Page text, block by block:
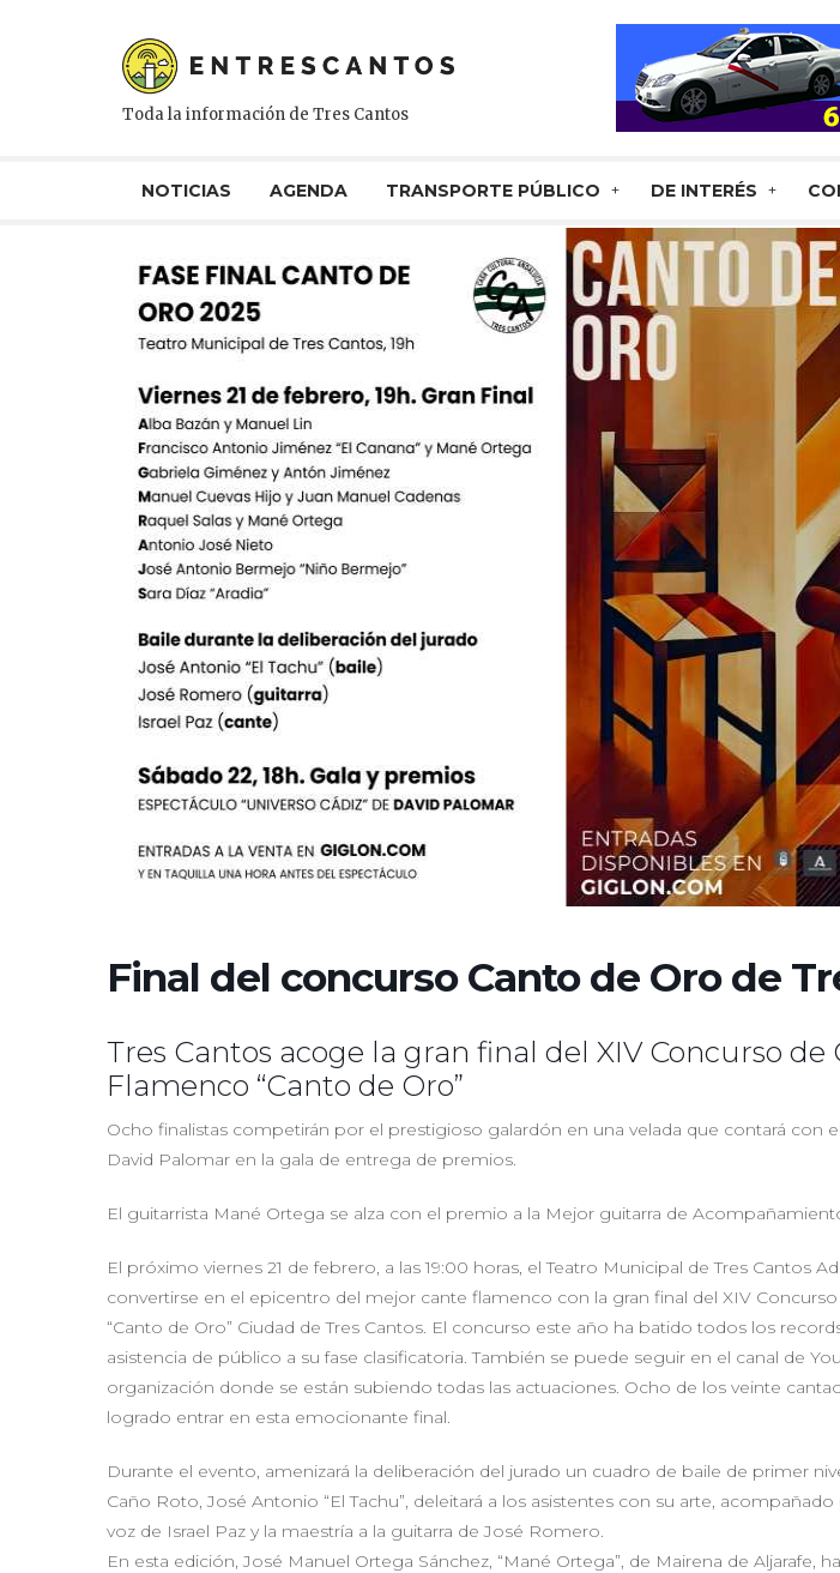
Toda la información de Tres Cantos
NOTICIAS AGENDA TRANSPORTE PÚBLICO DE INTERÉS
Final del concurso Canto de Oro de
Tres Cantos acoge la gran final del XIV Concurso de
Flamenco “Canto de Oro”
Ocho finalistas competirán por el prestigioso galardón en una velada que contará con
David Palomar en la gala de entrega de premios.
El guitarrista Mané Ortega se alza con el premio a la Mejor guitarra de
El próximo viernes 21 de febrero, a las 19:00 horas, el Teatro Municipal de Tres Cantos
convertirse en el epicentro del mejor cante flamenco con la gran final del XIV
“Canto de Oro” Ciudad de Tres Cantos. El concurso este año ha batido todos los
asistencia de público a su fase clasificatoria. También se puede seguir en el canal de
organización donde se están subiendo todas las actuaciones. Ocho de los veinte
logrado entrar en esta emocionante final.
Durante el evento, amenizará la deliberación del jurado un cuadro de baile de primer
Caño Roto, José Antonio “El Tachu”, deleitará a los asistentes con su arte,
voz de Israel Paz y la maestría a la guitarra de José Romero.
En esta edición, José Manuel Ortega Sánchez, “Mané Ortega”, de Mairena de Aljarafe,